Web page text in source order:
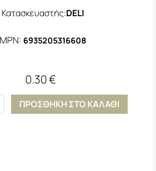
Κατασκευαστής:DELI
MPN: 6935205316608
0.30 €
ΠΡΟΣΘΗΚΗ ΣΤΟ ΚΑΛΑΘΙ